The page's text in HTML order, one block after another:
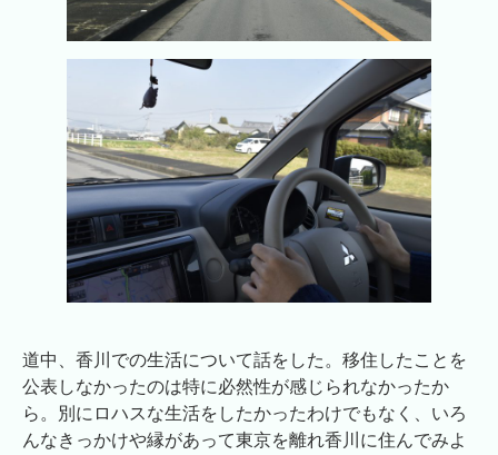
道中、香川での生活について話をした。移住したことを
公表しなかったのは特に必然性が感じられなかったか
ら。別にロハスな生活をしたかったわけでもなく、いろ
んなきっかけや縁があって東京を離れ香川に住んでみよ